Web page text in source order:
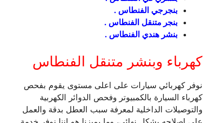
بنجرجي الفنطاس .
بنجر متنقل الفنطاس .
بنشر هندي الفنطاس .
كهرباء وبنشر متنقل الفنطاس
نوفر كهربائي سيارات على اعلى مستوى يقوم بفحص
كهرباء السيارة بالكمبيوتر وفحص الدوائر الكهربية
والتوصيلات الداخلية لمعرفة سبب العطل بدقة والعمل